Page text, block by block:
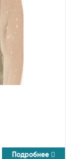
Подробнее